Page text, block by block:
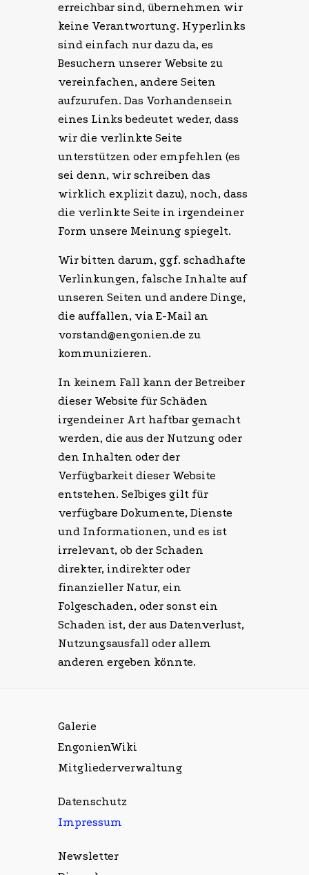
erreichbar sind, übernehmen wir
keine Verantwortung. Hyperlinks
sind einfach nur dazu da, es
Besuchern unserer Website zu
vereinfachen, andere Seiten
aufzurufen. Das Vorhandensein
eines Links bedeutet weder, dass
wir die verlinkte Seite
unterstützen oder empfehlen (es
sei denn, wir schreiben das
wirklich explizit dazu), noch, dass
die verlinkte Seite in irgendeiner
Form unsere Meinung spiegelt.
Wir bitten darum, ggf. schadhafte
Verlinkungen, falsche Inhalte auf
unseren Seiten und andere Dinge,
die auffallen, via E-Mail an
vorstand@engonien.de zu
kommunizieren.
In keinem Fall kann der Betreiber
dieser Website für Schäden
irgendeiner Art haftbar gemacht
werden, die aus der Nutzung oder
den Inhalten oder der
Verfügbarkeit dieser Website
entstehen. Selbiges gilt für
verfügbare Dokumente, Dienste
und Informationen, und es ist
irrelevant, ob der Schaden
direkter, indirekter oder
finanzieller Natur, ein
Folgeschaden, oder sonst ein
Schaden ist, der aus Datenverlust,
Nutzungsausfall oder allem
anderen ergeben könnte.
Galerie
EngonienWiki
Mitgliederverwaltung
Datenschutz
Impressum
Newsletter